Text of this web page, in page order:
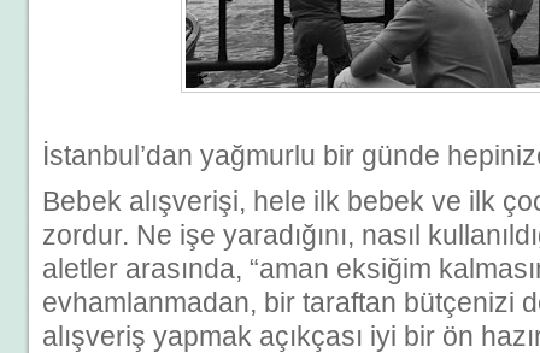
İstanbul’dan yağmurlu bir günde
Bebek alışverişi, hele ilk bebek ve ilk
zordur. Ne işe yaradığını, nasıl
aletler arasında, “aman eksiğim
evhamlanmadan, bir taraftan bütçenizi
alışveriş yapmak açıkçası iyi bir ön